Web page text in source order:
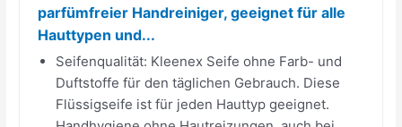
parfümfreier Handreiniger, geeignet für alle
Hauttypen und...
Seifenqualität: Kleenex Seife ohne Farb- und
Duftstoffe für den täglichen Gebrauch. Diese
Flüssigseife ist für jeden Hauttyp geeignet.